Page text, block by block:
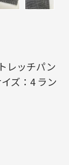
レッチパン
ズ：4 ラン